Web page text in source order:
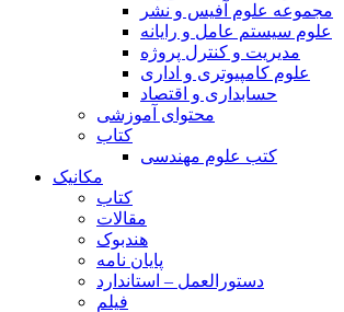
مجموعه علوم آفیس و نشر
علوم سیستم عامل و رایانه
مدیریت و کنترل پروژه
علوم کامپیوتری و اداری
حسابداری و اقتصاد
محتوای آموزشی
کتاب
کتب علوم مهندسی
مکانیک
کتاب
مقالات
هندبوک
پایان نامه
دستورالعمل – استاندارد
فیلم